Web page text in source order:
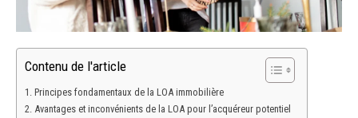
Contenu de l'article
Principes fondamentaux de la LOA immobilière
Avantages et inconvénients de la LOA pour l’acquéreur potentiel